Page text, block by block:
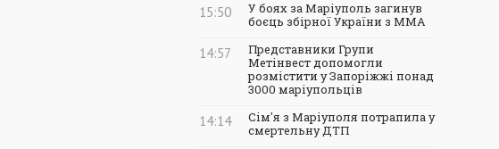
15:50
У боях за Маріуполь загинув
боєць збірної України з ММА
14:57
Представники Групи
Метінвест допомогли
розмістити у Запоріжжі понад
3000 маріупольців
14:14
Сім'я з Маріуполя потрапила у
смертельну ДТП